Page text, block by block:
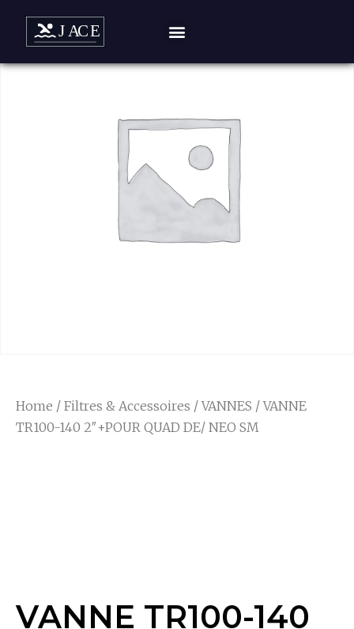
Home / Filtres & Accessoires /VANNES / VANNE
TR100-140 2″+POUR QUAD DE/ NEO SM
VANNE TR100-140